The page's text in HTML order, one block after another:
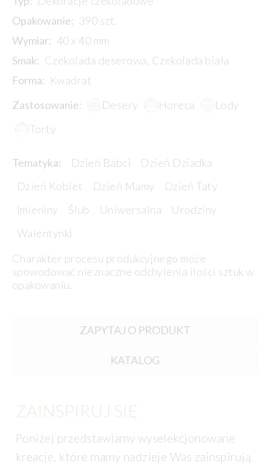
Opakowanie: 390 szt.
Wymiar: 40 x 40 mm
Smak: Czekolada deserowa, Czekolada biała
Forma: Kwadrat
Zastosowanie:
Desery Horeca
Lody
Torty
Tematyka: Dzień Babci
Dzień Dziadka
Dzień Kobiet
Dzień Mamy
Dzień Taty
Imieniny
Ślub Uniwersalna
Urodziny
Walentynki
Charakter procesu produkcyjnego może
spowodować nieznaczne odchylenia ilości sztuk w
opakowaniu.
ZAPYTAJ O PRODUKT
KATALOG
ZAINSPIRUJ SIĘ
Poniżej przedstawiamy wyselekcjonowane
kreacje, które mamy nadzieje Was zainspirują.